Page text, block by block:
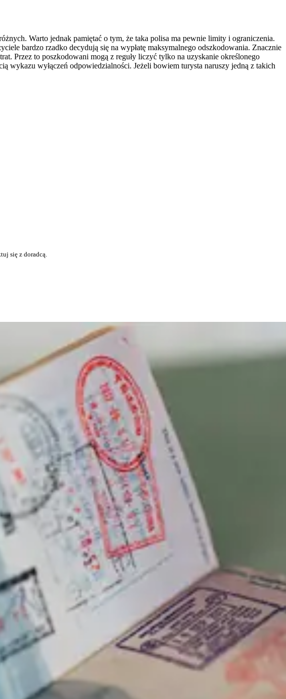
Warto jednak pamiętać o tym, że taka polisa ma pewnie limity i ograniczenia.
bardzo rzadko decydują się na wypłatę maksymalnego odszkodowania. Znacznie
Przez to poszkodowani mogą z reguły liczyć tylko na uzyskanie określonego
wykazu wyłączeń odpowiedzialności. Jeżeli bowiem turysta naruszy jedną z takich
się z doradcą.